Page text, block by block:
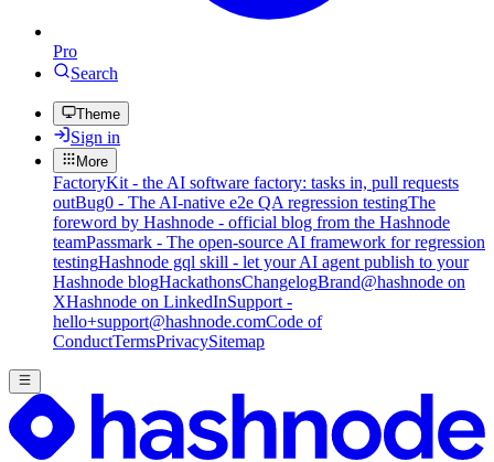
Pro
Search
Theme
Sign in
More
FactoryKit - the AI software factory: tasks in, pull requests
outBug0 - The AI-native e2e QA regression testingThe
foreword by Hashnode - official blog from the Hashnode
teamPassmark - The open-source AI framework for regression
testingHashnode gql skill - let your AI agent publish to your
Hashnode blogHackathonsChangelogBrand@hashnode on
XHashnode on LinkedInSupport -
hello+support@hashnode.comCode of
ConductTermsPrivacySitemap